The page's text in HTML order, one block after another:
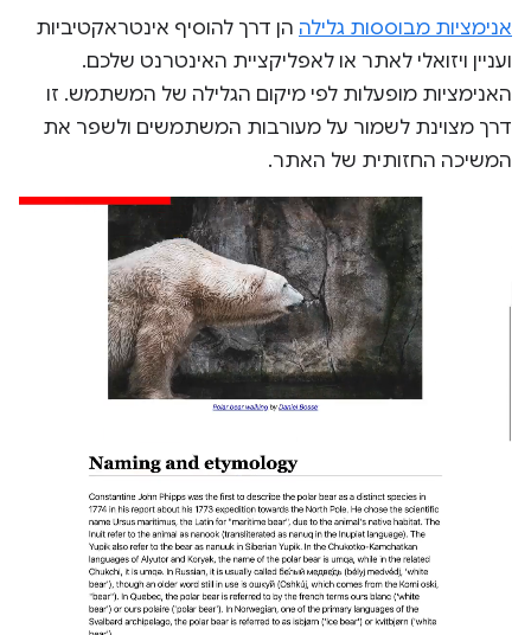
אנימציות מבוססות גלילה הן דרך להוסיף אינטראקטיביות
ועניין ויזואלי לאתר או לאפליקציית האינטרנט שלכם.
האנימציות מופעלות לפי מיקום הגלילה של המשתמש. זו
דרך מצוינת לשמור על מעורבות המשתמשים ולשפר את
המשיכה החזותית של האתר.